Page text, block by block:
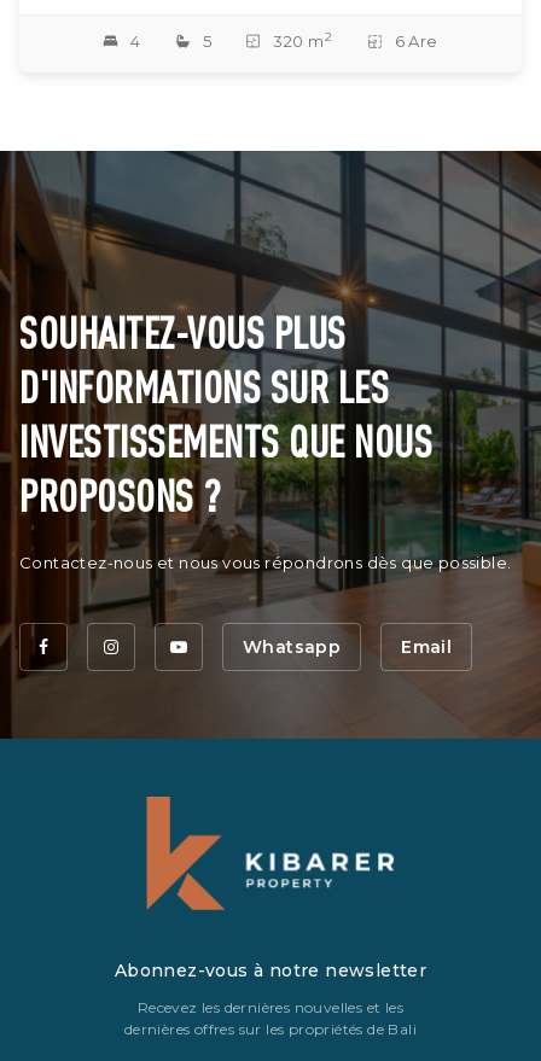
4 5 320 m 2 6 Are
SOUHAITEZ-VOUS PLUS
D'INFORMATIONS SUR LES
INVESTISSEMENTS QUE NOUS
PROPOSONS ?
Contactez-nous et nous vous répondrons dès que possible.
Whatsapp Email
Abonnez-vous à notre newsletter
Recevez les dernières nouvelles et les
dernières offres sur les propriétés de Bali